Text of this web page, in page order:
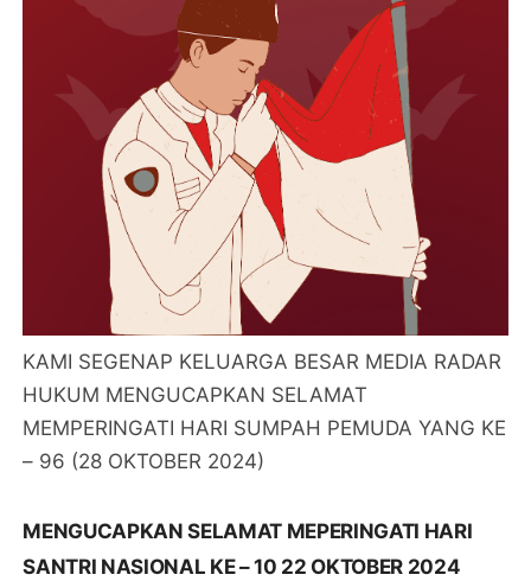
KAMI SEGENAP KELUARGA BESAR MEDIA RADAR
HUKUM MENGUCAPKAN SELAMAT
MEMPERINGATI HARI SUMPAH PEMUDA YANG KE
– 96 (28 OKTOBER 2024)
MENGUCAPKAN SELAMAT MEPERINGATI HARI
SANTRI NASIONAL KE – 10 22 OKTOBER 2024